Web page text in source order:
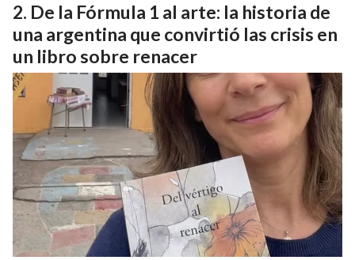
De la Fórmula 1 al arte: la historia de
una argentina que convirtió las crisis en
un libro sobre renacer